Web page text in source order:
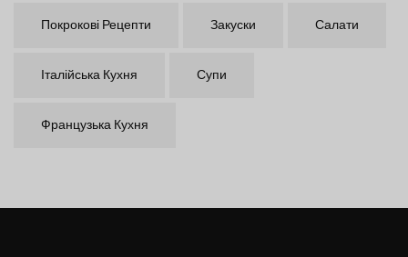
Покрокові Рецепти Закуски Салати
Італійська Кухня Супи
Французька Кухня